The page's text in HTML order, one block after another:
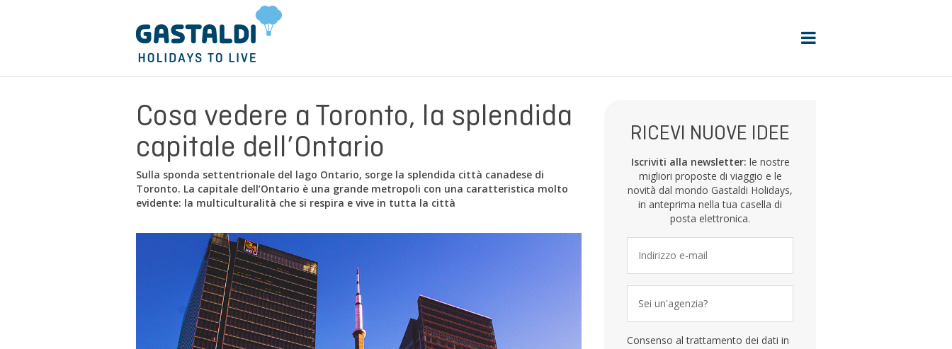
Cosa vedere a Toronto, la splendida
capitale dell’Ontario
Sulla sponda settentrionale del lago Ontario, sorge la splendida città canadese di
Toronto. La capitale dell’Ontario è una grande metropoli con una caratteristica molto
evidente: la multiculturalità che si respira e vive in tutta la città
RICEVI NUOVE IDEE
Iscriviti alla newsletter: le nostre
migliori proposte di viaggio e le
novità dal mondo Gastaldi Holidays,
in anteprima nella tua casella di
posta elettronica.
Sei un'agenzia?
Consenso al trattamento dei dati in